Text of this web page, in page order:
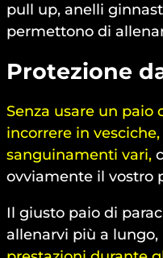
pull up, anelli
permettono di
Protezione
Senza usare un paio
incorrere in
sanguinamenti vari,
ovviamente il vostro
Il giusto paio di
allenarvi più a lungo,